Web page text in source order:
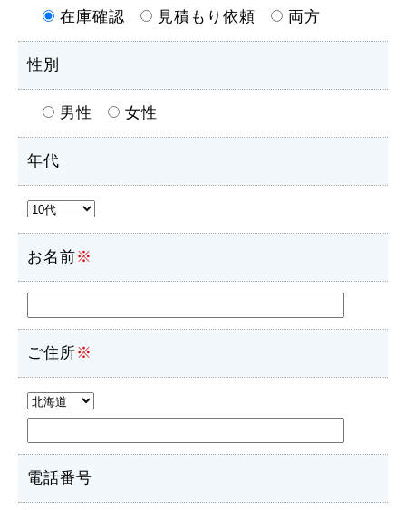
在庫確認 見積もり依頼 両方
性別
男性 女性
年代
お名前※
ご住所※
電話番号